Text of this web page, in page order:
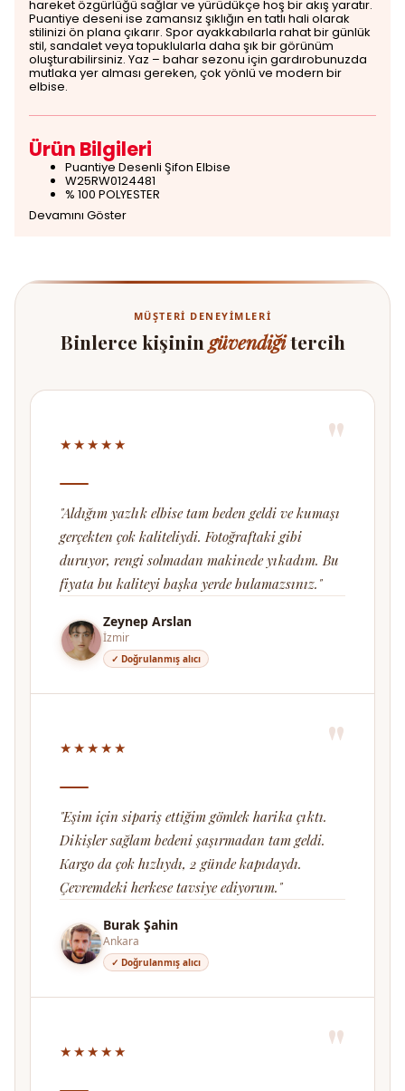
hareket özgürlüğü sağlar ve yürüdükçe hoş bir akış yaratır.
Puantiye deseni ise zamansız şıklığın en tatlı hali olarak
stilinizi ön plana çıkarır. Spor ayakkabılarla rahat bir günlük
stil, sandalet veya topuklularla daha şık bir görünüm
oluşturabilirsiniz. Yaz – bahar sezonu için gardırobunuzda
mutlaka yer alması gereken, çok yönlü ve modern bir
elbise.
Ürün Bilgileri
Puantiye Desenli Şifon Elbise
W25RW0124481
% 100 POLYESTER
Devamını Göster
MÜŞTERI DENEYIMLERI
Binlerce kişinin güvendiğitercih
★★★★★ "
"Aldığım yazlık elbise tam beden geldi ve kumaşı
gerçekten çok kaliteliydi. Fotoğraftaki gibi
duruyor, rengi solmadan makinede yıkadım. Bu
fiyata bu kaliteyi başka yerde bulamazsınız."
Zeynep Arslan
İzmir
✓ Doğrulanmış alıcı
★★★★★ "
"Eşim için sipariş ettiğim gömlek harika çıktı.
Dikişler sağlam bedeni şaşırmadan tam geldi.
Kargo da çok hızlıydı, 2 günde kapıdaydı.
Çevremdeki herkese tavsiye ediyorum."
Burak Şahin
Ankara
✓ Doğrulanmış alıcı
★★★★★ "